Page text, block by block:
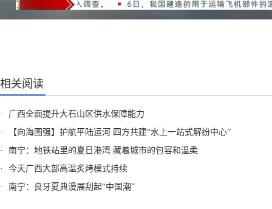
相关阅读
·
广西全面提升大石山区供水保障能力
·
【向海图强】护航平陆运河 四方共建“水上一站式解纷中心”
·
南宁：地铁站里的夏日港湾 藏着城市的包容和温柔
·
今天广西大部高温炙烤模式持续
·
南宁：良牙夏典漫展刮起“中国潮”